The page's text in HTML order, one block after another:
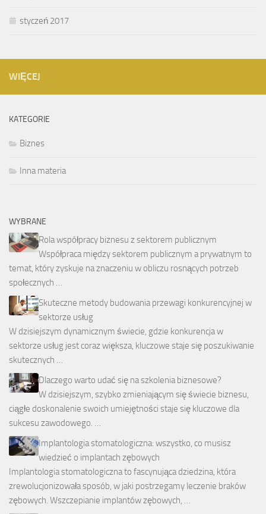
styczeń 2017
WIĘCEJ
KATEGORIE
Biznes
Inna materia
WYBRANE
Rola współpracy biznesu z sektorem publicznym
Współpraca między sektorem publicznym a prywatnym to
temat, który zyskuje na znaczeniu w obliczu rosnących potrzeb
społecznych …
Skuteczne metody budowania przewagi konkurencyjnej w
sektorze usług
W dzisiejszym dynamicznym świecie, gdzie konkurencja w
sektorze usług jest coraz większa, kluczowe staje się poszukiwanie
skutecznych …
Dlaczego warto udać się na szkolenia biznesowe?
W dzisiejszym, szybko zmieniającym się świecie biznesu,
ciągłe doskonalenie swoich umiejętności staje się kluczowe dla
sukcesu zawodowego. …
Implantologia stomatologiczna: wszystko, co musisz
wiedzieć o implantach zębowych
Implantologia stomatologiczna to fascynująca dziedzina, która
zrewolucjonizowała sposób, w jaki postrzegamy leczenie braków
zębowych. Wszczepianie implantów zębowych, …